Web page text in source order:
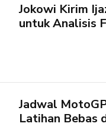
Jokowi Kirim
untuk Analisis
Jadwal
Latihan Bebas